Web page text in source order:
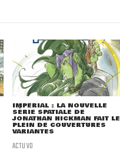
IMPERIAL : LA NOUVELLE
SÉRIE SPATIALE DE
JONATHAN HICKMAN FAIT LE
PLEIN DE COUVERTURES
VARIANTES
ACTU VO